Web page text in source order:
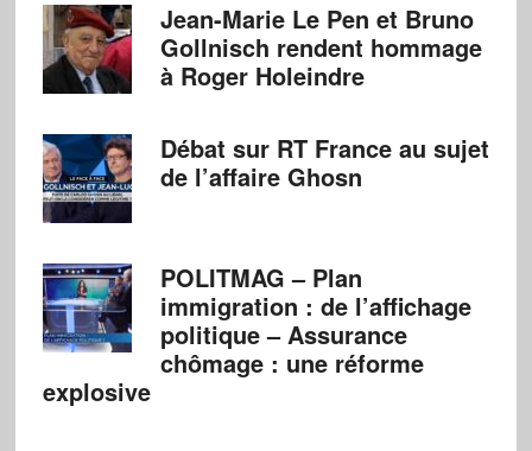
Jean-Marie Le Pen et Bruno
Gollnisch rendent hommage
à Roger Holeindre
Débat sur RT France au sujet
de l’affaire Ghosn
POLITMAG – Plan
immigration : de l’affichage
politique – Assurance
chômage : une réforme
explosive